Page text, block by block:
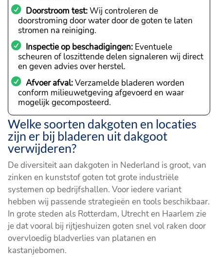
Doorstroom test:Wij controleren de
doorstroming door water door de goten te laten
stromen na reiniging.
Inspectie op beschadigingen: Eventuele
scheuren of loszittende delen signaleren wij direct
en geven advies over herstel.
Afvoer afval:Verzamelde bladeren worden
conform milieuwetgeving afgevoerd en waar
mogelijk gecomposteerd.
Welke soorten dakgoten en locaties
zijn er bij bladeren uit dakgoot
verwijderen?
De diversiteit aan dakgoten in Nederland is groot, van
zinken en kunststof goten tot grote industriële
systemen op bedrijfshallen. Voor iedere variant
hebben wij passende strategieën en tools beschikbaar.
In grote steden als Rotterdam, Utrecht en Haarlem zie
je dat vooral bij rijtjeshuizen goten snel vol raken door
overvloedig bladverlies van platanen en
kastanjebomen.